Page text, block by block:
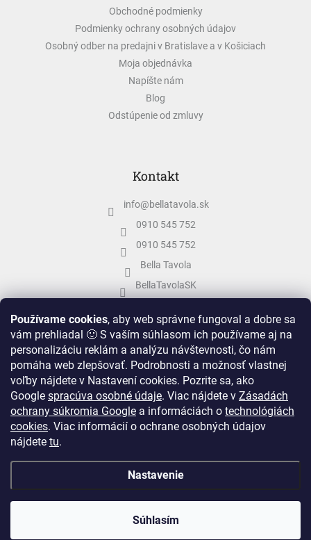
Používame cookies, aby web správne fungoval a dobre sa
vám prehliadal 🙂 S vaším súhlasom ich používame aj na
personalizáciu reklám a analýzu návštevnosti, čo nám
pomáha web zlepšovať. Podrobnosti a možnosť vlastnej
voľby nájdete v Nastavení cookies. Pozrite sa, ako
Google spracúva osobné údaje. Viac nájdete v Zásadách
ochrany súkromia Google a informáciách o technológiách
cookies. Viac informácií o ochrane osobných údajov
nájdete tu.
Nastavenie
Súhlasím
Obchodné podmienky
Podmienky ochrany osobných údajov
Osobný odber na predajni v Bratislave a v Košiciach
Moja objednávka
Napíšte nám
Blog
Odstúpenie od zmluvy
Kontakt
info@bellatavola.sk
0910 545 752
0910 545 752
Bella Tavola
BellaTavolaSK
Vytvoril Shoptet &
cookies